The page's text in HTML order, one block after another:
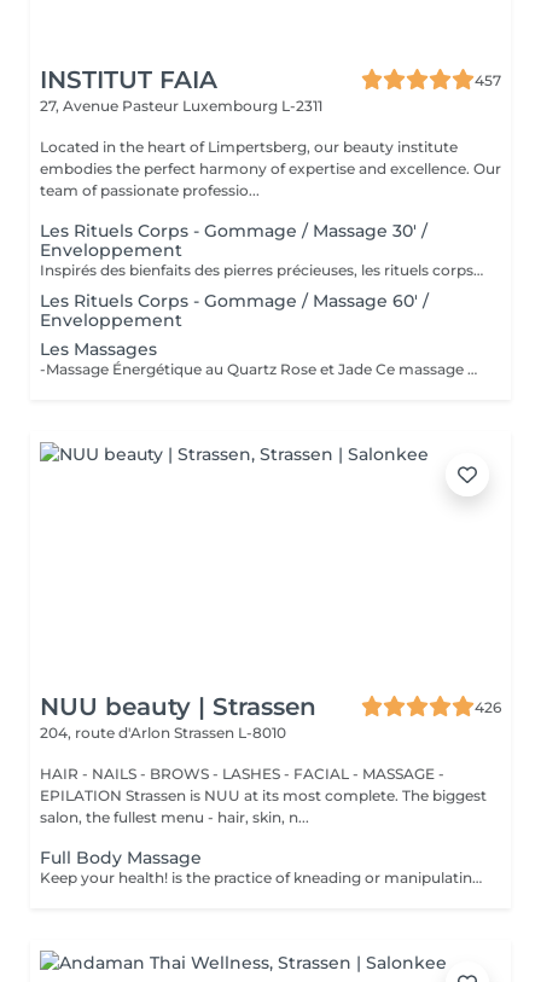
INSTITUT FAIA
457
27, Avenue Pasteur Luxembourg L-2311
Located in the heart of Limpertsberg, our beauty institute
embodies the perfect harmony of expertise and excellence. Our
team of passionate professio...
Les Rituels Corps - Gommage / Massage 30' /
Enveloppement
Inspirés des bienfaits des pierres précieuses, les rituels corps Gemology associent techniques de massage expertes et actifs minéraux pour offrir un moment de détente absolue. Chaque soin est conçu pour rééquilibrer, hydrater, raffermir ou détoxifier la peau, tout en apaisant le corps et l'esprit. Une expérience sensorielle unique, où luxe et efficacité se rencontrent pour révéler l'éclat naturel de votre peau.
Les Rituels Corps - Gommage / Massage 60' /
Enveloppement
Les Massages
-Massage Énergétique au Quartz Rose et Jade Ce massage unique associe la puissance vibratoire des pierres précieuses à des manuvres profondes et relaxantes. Grâce au quartz rose et au jade, il rééquilibre les énergies, relâche les tensions et réveille l'éclat intérieur. Un véritable soin holistique, pour le corps et l'esprit. -Massage Ressourçant Future Maman Spécialement conçu pour accompagner la femme enceinte en douceur, ce massage soulage les tensions, améliore la circulation et procure une profonde sensation de bien-être. Réalisé avec des mouvements enveloppants et des produits adaptés, il offre un moment précieux de connexion avec soi et avec bébé.
NUU beauty | Strassen
426
204, route d'Arlon Strassen L-8010
HAIR - NAILS - BROWS - LASHES - FACIAL - MASSAGE -
EPILATION Strassen is NUU at its most complete. The biggest
salon, the fullest menu - hair, skin, n...
Full Body Massage
Keep your health! is the practice of kneading or manipulating a person's muscles and other soft-tissue in order to reduce stress, reduce muscle pain, increase relaxation and improve the work of the immune system. Age restrictions: there are no age restrictions for this procedure. Post procedure recommendations: do not do sport and any sharp movements 2-3 hours after the procedure. Frequency: 1-2 times per week, 10 times in total. Repeat once in 3-6 months.